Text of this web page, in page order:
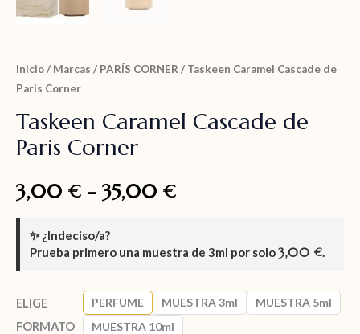
Inicio/ Marcas / PARÍS CORNER / Taskeen Caramel Cascade de
Paris Corner
Taskeen Caramel Cascade de
Paris Corner
3,00 € - 35,00 €
✨¿Indeciso/a?
Prueba primero una muestra de 3ml por solo3,00 €.
ELIGE
FORMATO
PERFUME MUESTRA 3ml
MUESTRA 5ml
MUESTRA 10ml